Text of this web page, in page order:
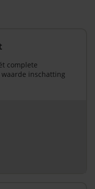
complete
inschatting